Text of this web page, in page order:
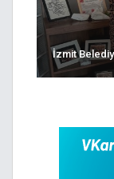
İzmit